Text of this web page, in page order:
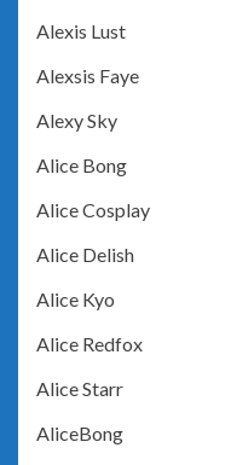
Alexis Lust
Alexsis Faye
Alexy Sky
Alice Bong
Alice Cosplay
Alice Delish
Alice Kyo
Alice Redfox
Alice Starr
AliceBong